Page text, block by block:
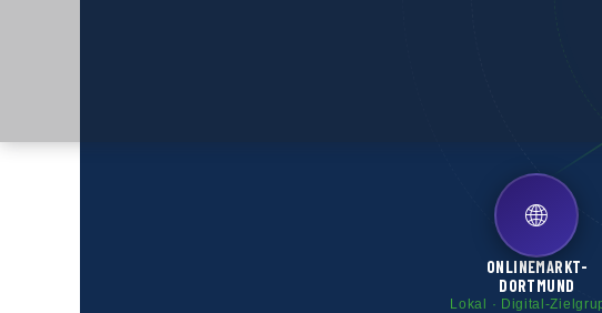
🌐
ONLINEMARKT-
DORTMUND
Lokal · Digital-